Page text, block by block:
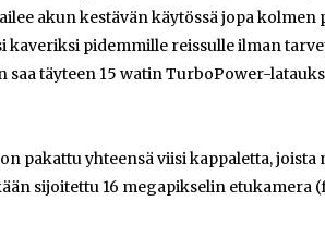
akun kestävän käytössä jopa kolmen
kaveriksi pidemmille reissulle ilman
täyteen 15 watin TurboPower-
pakattu yhteensä viisi kappaletta, joista
sijoitettu 16 megapikselin etukamera